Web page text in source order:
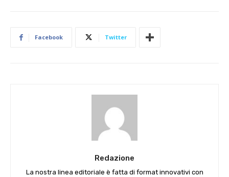
Facebook Twitter
Redazione
La nostra linea editoriale è fatta di format innovativi con